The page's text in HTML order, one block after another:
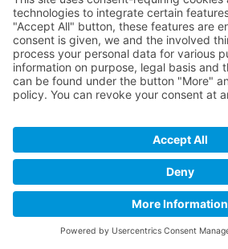
BubbleBall 1,0m Set
BubbleSoccer - Fußball mal anders
150,00€